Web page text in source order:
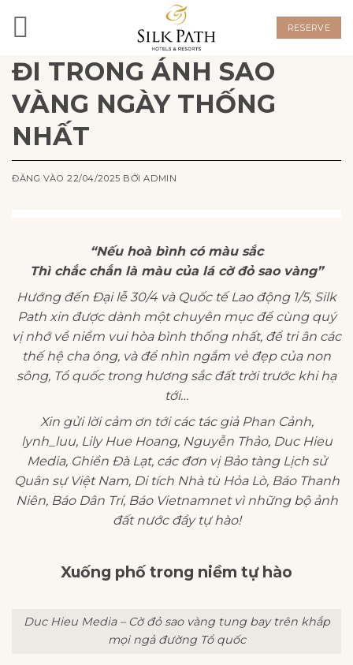
dung
RESERVE
ĐI TRONG ÁNH SAO
VÀNG NGÀY THỐNG
NHẤT
ĐĂNG VÀO22/04/2025 BỞIADMIN
“Nếu hoà bình có màu sắc
Thì chắc chắn là màu của lá cờ đỏ sao vàng”
Hướng đến Đại lễ 30/4 và Quốc tế Lao động 1/5, Silk
Path xin được dành một chuyên mục để cùng quý
vị nhớ về niềm vui hòa bình thống nhất, để tri ân các
thế hệ cha ông, và để nhìn ngắm vẻ đẹp của non
sông, Tổ quốc trong hương sắc đất trời trước khi hạ
tới…
Xin gửi lời cảm ơn tới các tác giả Phan Cảnh,
lynh_luu, Lily Hue Hoang, Nguyễn Thảo, Duc Hieu
Media, Ghiền Đà Lạt, các đơn vị Bảo tàng Lịch sử
Quân sự Việt Nam, Di tích Nhà tù Hỏa Lò, Báo Thanh
Niên, Báo Dân Trí, Báo Vietnamnet vì những bộ ảnh
đất nước đầy tự hào!
Xuống phố trong niềm tự hào
Duc Hieu Media – Cờ đỏ sao vàng tung bay trên khắp
mọi ngả đường Tổ quốc